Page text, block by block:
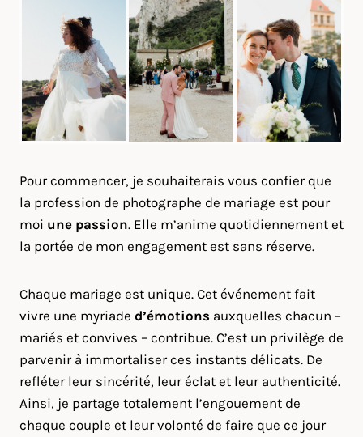
Pour commencer, je souhaiterais vous confier que
la profession de photographe de mariage est pour
moi une passion. Elle m’anime quotidiennement et
la portée de mon engagement est sans réserve.
Chaque mariage est unique. Cet événement fait
vivre une myriade d’émotions auxquelles chacun –
mariés et convives – contribue. C’est un privilège de
parvenir à immortaliser ces instants délicats. De
refléter leur sincérité, leur éclat et leur authenticité.
Ainsi, je partage totalement l’engouement de
chaque couple et leur volonté de faire que ce jour